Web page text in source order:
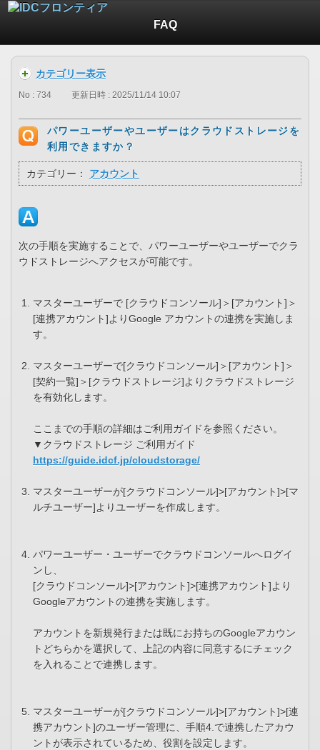
FAQ
カテゴリー表示
No : 734 更新日時 : 2025/11/14 10:07
パワーユーザーやユーザーはクラウドストレージを
利用できますか？
カテゴリー： アカウント
次の手順を実施することで、パワーユーザーやユーザーでクラ
ウドストレージへアクセスが可能です。
マスターユーザーで [クラウドコンソール]＞[アカウント]＞
[連携アカウント]よりGoogle アカウントの連携を実施しま
す。
マスターユーザーで[クラウドコンソール]＞[アカウント]＞
[契約一覧]＞[クラウドストレージ]よりクラウドストレージ
を有効化します。
ここまでの手順の詳細はご利用ガイドを参照ください。
▼クラウドストレージ ご利用ガイド
https://guide.idcf.jp/cloudstorage/
マスターユーザーが[クラウドコンソール]>[アカウント]>[マ
ルチユーザー]よりユーザーを作成します。
パワーユーザー・ユーザーでクラウドコンソールへログイ
ンし、
[クラウドコンソール]>[アカウント]>[連携アカウント]より
Googleアカウントの連携を実施します。
アカウントを新規発行または既にお持ちのGoogleアカウン
トどちらかを選択して、上記の内容に同意するにチェック
を入れることで連携します。
マスターユーザーが[クラウドコンソール]>[アカウント]>[連
携アカウント]のユーザー管理に、手順4.で連携したアカウ
ントが表示されているため、役割を設定します。